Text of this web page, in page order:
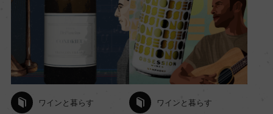
ワインと暮らす ワインと暮らす